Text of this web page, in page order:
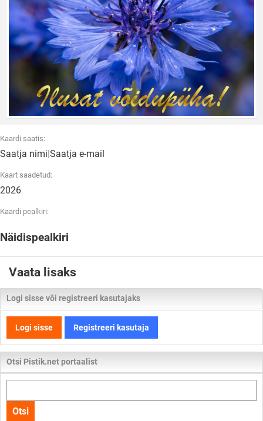
Kaardi saatis:
Saatja nimi|Saatja e-mail
Kaart saadetud:
2026
Kaardi pealkiri:
Näidispealkiri
Vaata lisaks
Logi sisse või registreeri kasutajaks
Logi sisse Registreeri kasutaja
Otsi Pistik.net portaalist
kogu
lehelt
Otsi